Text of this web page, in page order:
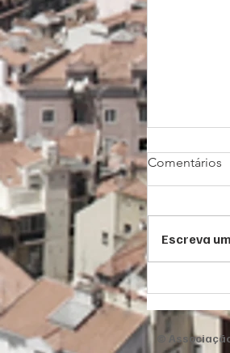
Páscoa
Comentários
Escreva
©